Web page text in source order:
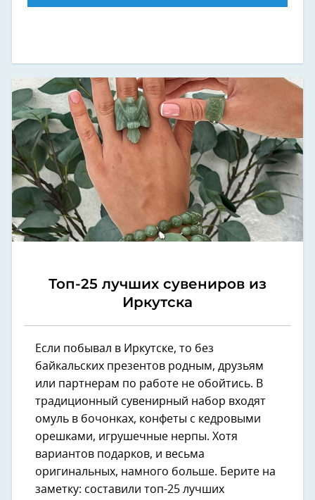
Топ-25 лучших сувениров из
Иркутска
Если побывал в Иркутске, то без
байкальских презентов родным, друзьям
или партнерам по работе не обойтись. В
традиционный сувенирный набор входят
омуль в бочонках, конфеты с кедровыми
орешками, игрушечные нерпы. Хотя
вариантов подарков, и весьма
оригинальных, намного больше. Берите на
заметку: составили топ-25 лучших